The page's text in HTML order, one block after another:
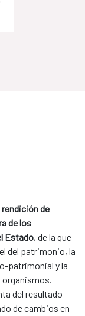
de
de los
Estado, de la que
del patrimonio, la
patrimonial y la
organismos.
del resultado
de cambios en